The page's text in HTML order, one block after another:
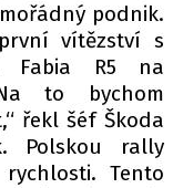
podnik.
vítězství s
Fabia R5 na
to bychom
řekl šéf Škoda
Polskou rally
Tento